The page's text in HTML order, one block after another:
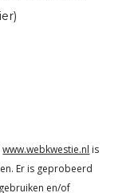
www.webkwestie.nl is
Er is geprobeerd
en/of